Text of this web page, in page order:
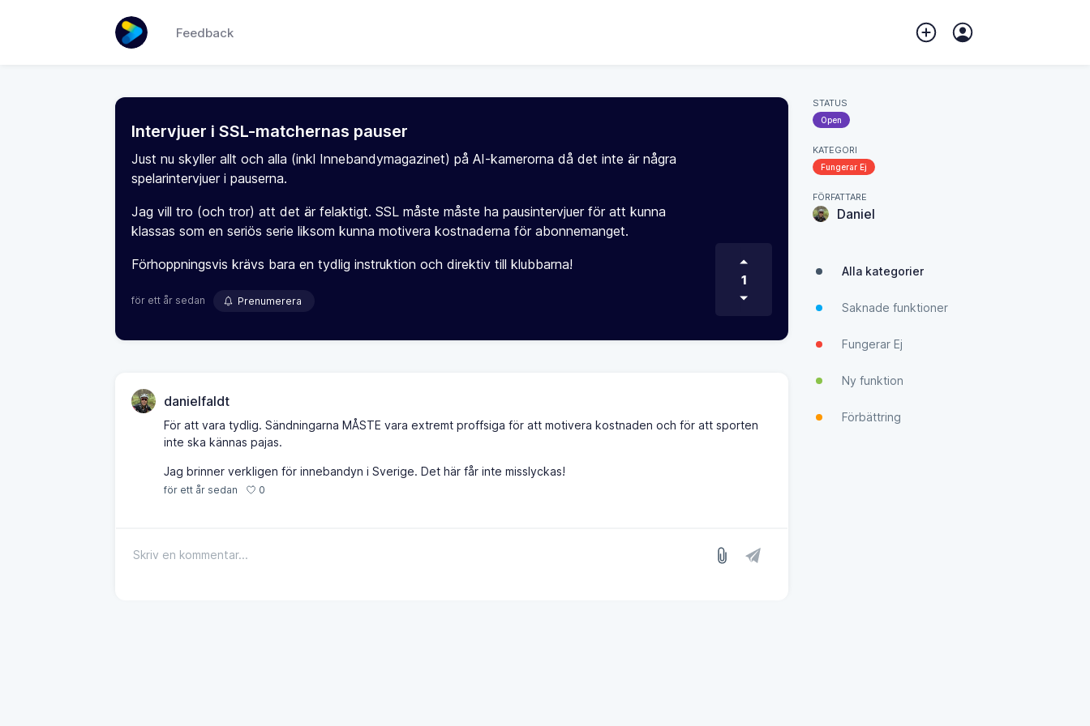
Feedback
Intervjuer i SSL-matchernas pauser
Just nu skyller allt och alla (inkl Innebandymagazinet) på AI-kamerorna då det inte är några
spelarintervjuer i pauserna.
Jag vill tro (och tror) att det är felaktigt. SSL måste måste ha pausintervjuer för att kunna
klassas som en seriös serie liksom kunna motivera kostnaderna för abonnemanget.
Förhoppningsvis krävs bara en tydlig instruktion och direktiv till klubbarna!
för ett år sedan Prenumerera
1
danielfaldt
För att vara tydlig. Sändningarna MÅSTE vara extremt proffsiga för att motivera kostnaden och för att sporten
inte ska kännas pajas.
Jag brinner verkligen för innebandyn i Sverige. Det här får inte misslyckas!
för ett år sedan 0
STATUS
Open
KATEGORI
Fungerar Ej
FÖRFATTARE
Daniel
Alla kategorier
Saknade funktioner
Fungerar Ej
Ny funktion
Förbättring